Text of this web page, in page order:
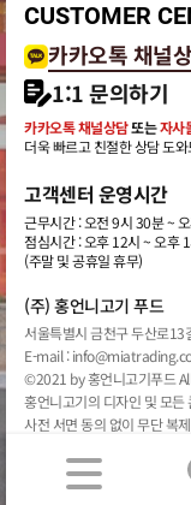
CUSTOMER
카카오톡 채널
1:1 문의하기
카카오톡 채널상담또는자사
더욱 빠르고 친절한 상담 도
고객센터 운영시간
근무시간 : 오전 9시 30분 ~
점심시간 : 오후 12시 ~ 오후
(주말 및 공휴일 휴무)
(주) 홍언니고기 푸드
서울특별시 금천구 두산로13
E-mail :
©2021 by 홍언니고기푸드
홍언니고기의 디자인 및 모
사전 서면 동의 없이 무단 복